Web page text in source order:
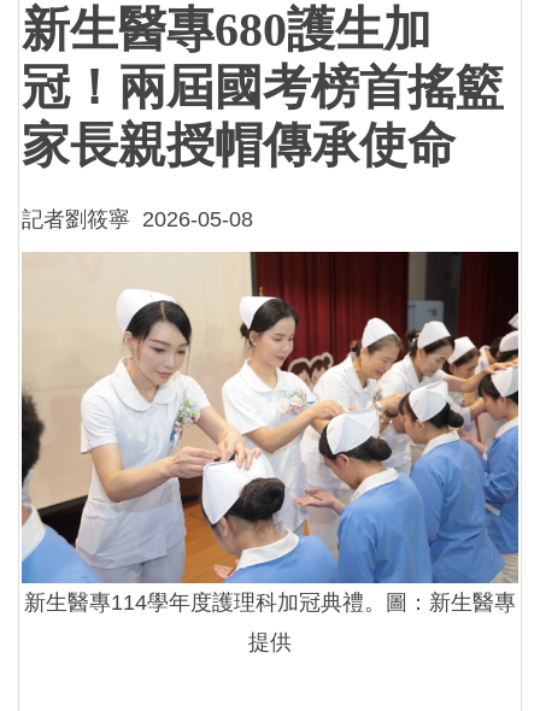
新生醫專680護生加
冠！兩屆國考榜首搖籃
家長親授帽傳承使命
記者劉筱寧 2026-05-08
新生醫專114學年度護理科加冠典禮。圖：新生醫專
提供